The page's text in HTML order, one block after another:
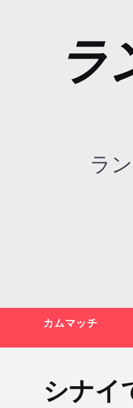
ラ
ラ
カムマッチ
シナイ